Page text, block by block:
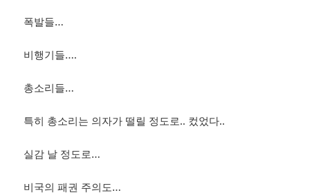
폭발들…
비행기들….
총소리들…
특히 총소리는 의자가 떨릴 정도로.. 컸었다..
실감 날 정도로…
비국의 패권 주의도…